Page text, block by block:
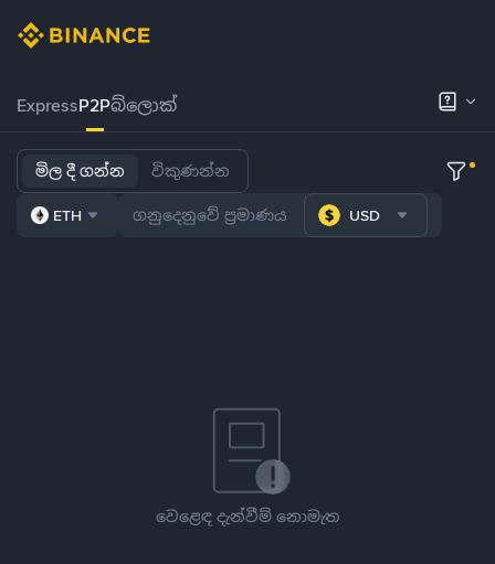
ExpressP2Pබ්ලොක්
මිල දී ගන්න විකුණන්න
ETH USD
වෙළෙඳ දැන්වීම් නොමැත